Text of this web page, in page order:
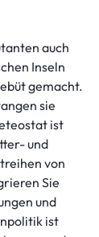
auch
Inseln
gemacht.
sie
ist
und
von
Sie
und
ist